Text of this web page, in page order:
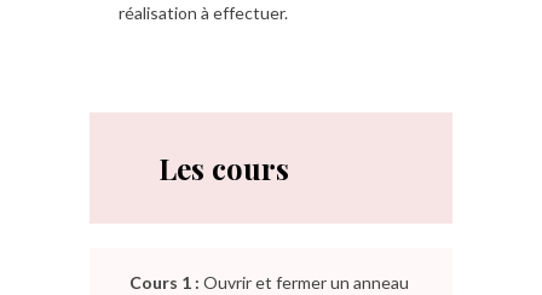
réalisation à effectuer.
Les cours
Cours 1 :Ouvrir et fermer un anneau